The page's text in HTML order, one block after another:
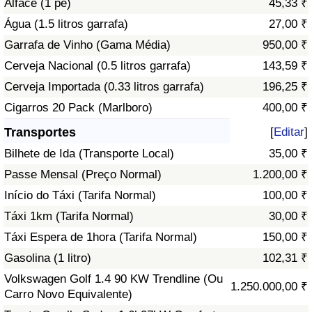
Alface (1 pé)
45,33 ₹
Água (1.5 litros garrafa)
27,00 ₹
Garrafa de Vinho (Gama Média)
950,00 ₹
Cerveja Nacional (0.5 litros garrafa)
143,59 ₹
Cerveja Importada (0.33 litros garrafa)
196,25 ₹
Cigarros 20 Pack (Marlboro)
400,00 ₹
Transportes [Editar]
Bilhete de Ida (Transporte Local)
35,00 ₹
Passe Mensal (Preço Normal)
1.200,00 ₹
Início do Táxi (Tarifa Normal)
100,00 ₹
Táxi 1km (Tarifa Normal)
30,00 ₹
Táxi Espera de 1hora (Tarifa Normal)
150,00 ₹
Gasolina (1 litro)
102,31 ₹
Volkswagen Golf 1.4 90 KW Trendline (Ou
Carro Novo Equivalente)
1.250.000,00 ₹
Indicador de Trânsito
Indicador de Trânsito (Atual)
Indicador de Trânsito por País